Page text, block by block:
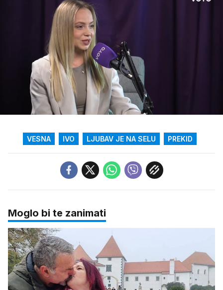
Upali
zvuk
/
:
VESNA IVO LJUBAV JE NA SELU PREKID
Moglo bi te zanimati